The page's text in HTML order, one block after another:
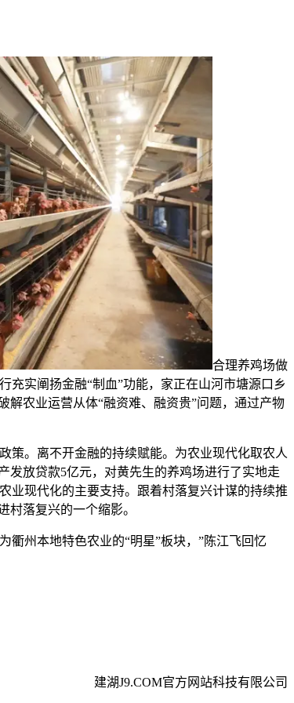
合理养鸡场做
充实阐扬金融“制血”功能，家正在山河市塘源口乡
解农业运营从体“融资难、融资贵”问题，通过产物
。离不开金融的持续赋能。为农业现代化取农人
发放贷款5亿元，对黄先生的养鸡场进行了实地走
业现代化的主要支持。跟着村落复兴计谋的持续推
落复兴的一个缩影。
州本地特色农业的“明星”板块，”陈江飞回忆
建湖J9.COM官方网站科技有限公司